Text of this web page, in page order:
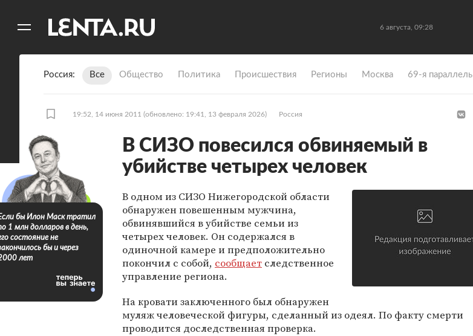
6 августа, 09:28
Россия Все Общество Политика Происшествия Регионы Москва 69-я параллель
19:52, 14 июня 2011 (обновлено: 19:41, 13 февраля 2026) Россия
В СИЗО повесился обвиняемый в
убийстве четырех человек
В одном из СИЗО Нижегородской области
обнаружен повешенным мужчина,
обвинявшийся в убийстве семьи из
четырех человек. Он содержался в
одиночной камере и предположительно
покончил с собой, сообщает следственное
управление региона.
На кровати заключенного был обнаружен
муляж человеческой фигуры, сделанный из одеял. По факту смерти
проводится доследственная проверка.
бы Илон Маск тратил
1 млн долларов в день,
состояние не
бы и через
лет